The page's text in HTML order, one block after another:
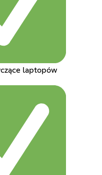
laptopów